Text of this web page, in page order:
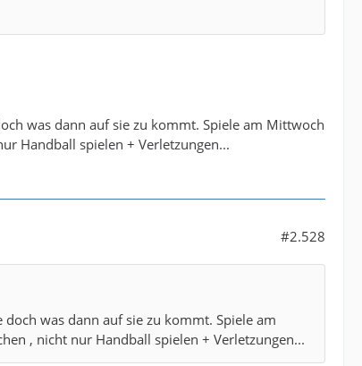
was dann auf sie zu kommt. Spiele am Mittwoch
Handball spielen + Verletzungen...
#2.528
was dann auf sie zu kommt. Spiele am
, nicht nur Handball spielen + Verletzungen...